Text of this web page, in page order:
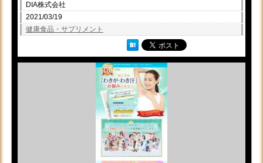
DIA株式会社
2021/03/19
健康食品・サプリメント